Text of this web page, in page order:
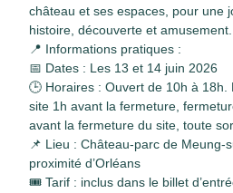
château et ses espaces, pour une
histoire, découverte et amusement.
📍 Informations pratiques :
📅 Dates : Les 13 et 14 juin 2026
🕒 Horaires : Ouvert de 10h à 18h.
site 1h avant la fermeture,
avant la fermeture du site, toute
📌 Lieu : Château-parc de Meung-
proximité d’Orléans
🎟️ Tarif : inclus dans le billet